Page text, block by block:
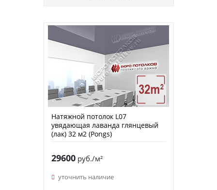
Натяжной потолок L07
увядающая лаванда глянцевый
(лак) 32 м2 (Pongs)
29600руб./м²
уточнить наличие